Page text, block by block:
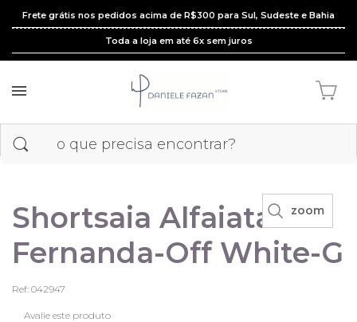
Frete grátis nos pedidos acima de R$300 para Sul, Sudeste e Bahia
Toda a loja em até 6x sem juros
zoom
Shortsaia Alfaiataria
Fernanda-Off White-G
Ref: 042947
Avalie este produto